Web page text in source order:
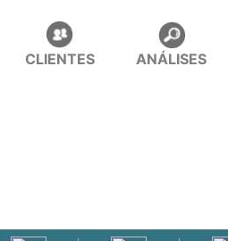
CLIENTES ANÁLISES